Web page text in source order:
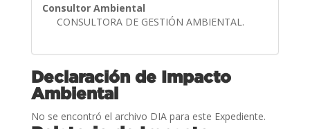
Consultor Ambiental
CONSULTORA DE GESTIÓN AMBIENTAL.
Declaración de Impacto
Ambiental
No se encontró el archivo DIA para este Expediente.